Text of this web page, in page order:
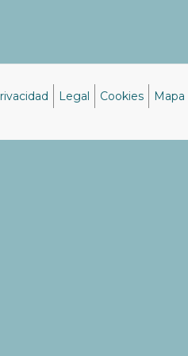
Legal Cookies